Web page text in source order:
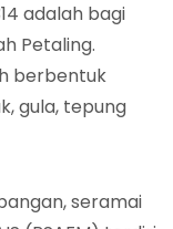
adalah bagi
Petaling.
berbentuk
gula, tepung
seramai